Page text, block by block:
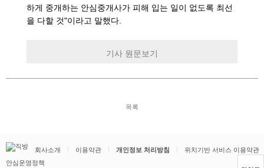
하게 중개하는 안심중개사가 피해 입는 일이 없도록 최선
을 다할 것"이라고 말했다.
기사 원문보기
목록
회사소개 이용약관 개인정보 처리방침
위치기반 서비스 이용약관
안심운영정책